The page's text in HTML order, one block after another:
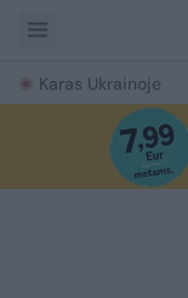
Karas Ukrainoje